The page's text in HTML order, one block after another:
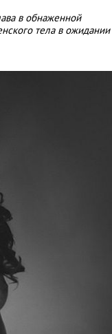
в обнаженной
тела в ожидании